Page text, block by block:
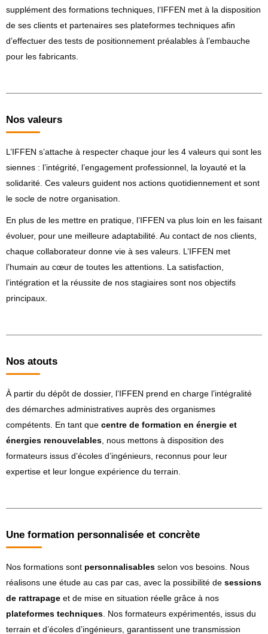
supplément des formations techniques, l’IFFEN met à la disposition
de ses clients et partenaires ses plateformes techniques afin
d’effectuer des tests de positionnement préalables à l’embauche
pour les fabricants.
Nos valeurs
L’IFFEN s’attache à respecter chaque jour les 4 valeurs qui sont les
siennes : l’intégrité, l’engagement professionnel, la loyauté et la
solidarité. Ces valeurs guident nos actions quotidiennement et sont
le socle de notre organisation.
En plus de les mettre en pratique, l’IFFEN va plus loin en les faisant
évoluer, pour une meilleure adaptabilité. Au contact de nos clients,
chaque collaborateur donne vie à ses valeurs. L’IFFEN met
l’humain au cœur de toutes les attentions. La satisfaction,
l’intégration et la réussite de nos stagiaires sont nos objectifs
principaux.
Nos atouts
À partir du dépôt de dossier, l’IFFEN prend en charge l’intégralité
des démarches administratives auprès des organismes
compétents. En tant que centre de formation en énergie et
énergies renouvelables , nous mettons à disposition des
formateurs issus d’écoles d’ingénieurs, reconnus pour leur
expertise et leur longue expérience du terrain.
Une formation personnalisée et concrète
Nos formations sont personnalisables selon vos besoins. Nous
réalisons une étude au cas par cas, avec la possibilité de sessions
de rattrapage et de mise en situation réelle grâce à nos
plateformes techniques . Nos formateurs expérimentés, issus du
terrain et d’écoles d’ingénieurs, garantissent une transmission